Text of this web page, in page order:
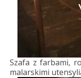
Szafa z farbami,
malarskimi